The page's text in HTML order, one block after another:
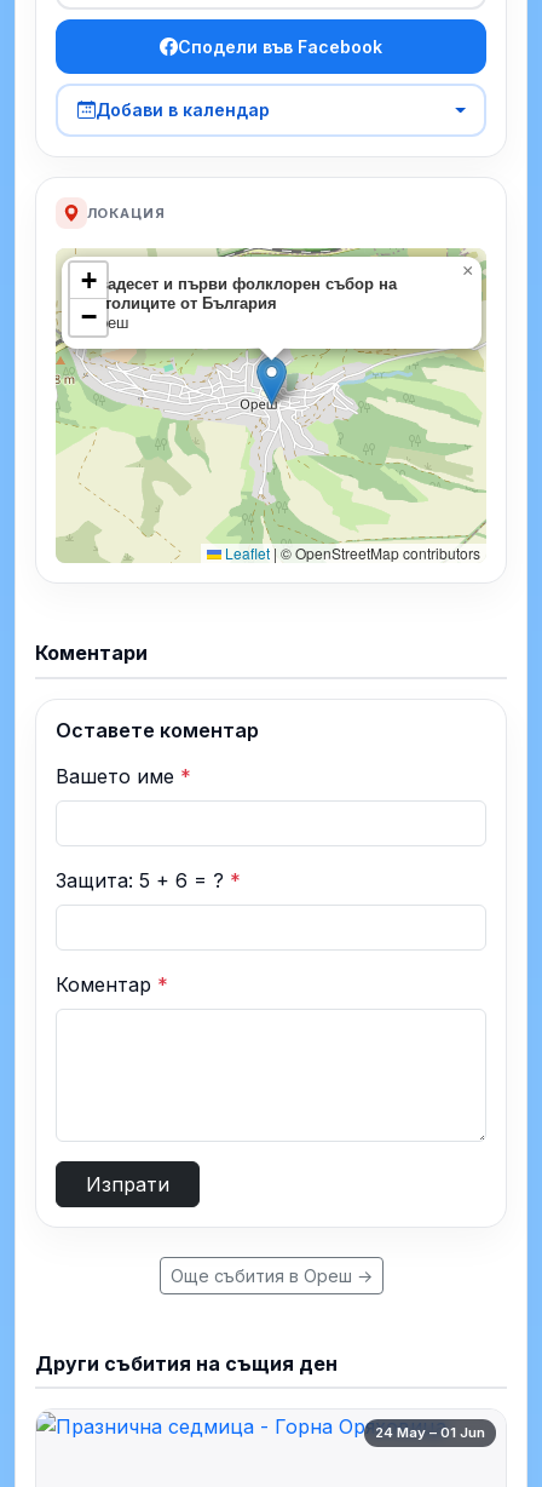
Сподели във Facebook
Добави в календар
ЛОКАЦИЯ
Двадесет и първи фолклорен събор на
католиците от България
Ореш
×
+
−
Leaflet | © OpenStreetMap contributors
Коментари
Оставете коментар
Вашето име *
Защита: 5 + 6 = ? *
Коментар *
Изпрати
Още събития в Ореш →
Други събития на същия ден
24 May – 01 Jun